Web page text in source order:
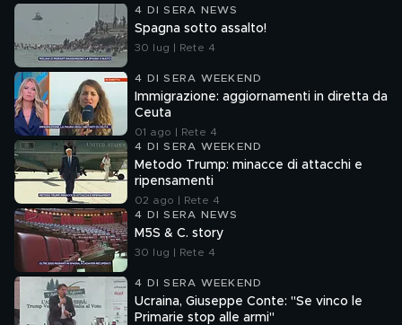
4 DI SERA NEWS
Spagna sotto assalto!
30 lug | Rete 4
4 DI SERA WEEKEND
Immigrazione: aggiornamenti in diretta da
Ceuta
01 ago | Rete 4
4 DI SERA WEEKEND
Metodo Trump: minacce di attacchi e
ripensamenti
02 ago | Rete 4
4 DI SERA NEWS
M5S & C. story
30 lug | Rete 4
4 DI SERA WEEKEND
Ucraina, Giuseppe Conte: "Se vinco le
Primarie stop alle armi"